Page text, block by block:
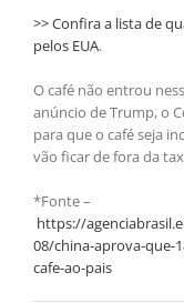
>> Confira a lista de
pelos EUA.
O café não entrou
anúncio de Trump, o
para que o café seja
vão ficar de fora da
*Fonte –
https://
08/china-aprova-que-
cafe-ao-pais